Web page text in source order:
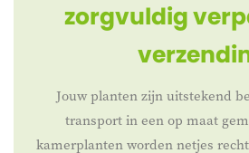
zorgvuldig
Jouw planten zijn uitstekend
transport in een op maat
kamerplanten worden netjes